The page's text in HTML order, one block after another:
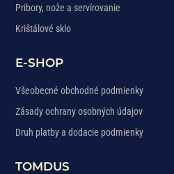
Pribory, nože a servírovanie
Krištálové sklo
E-SHOP
Všeobecné obchodné podmienky
Zásady ochrany osobných údajov
Druh platby a dodacie podmienky
TOMDUS